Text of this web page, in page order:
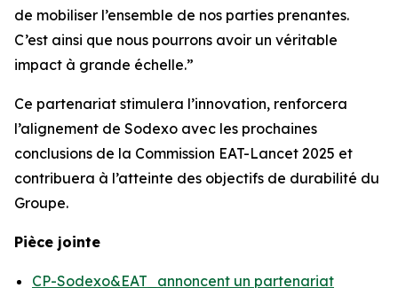
de mobiliser l’ensemble de nos parties prenantes.
C’est ainsi que nous pourrons avoir un véritable
impact à grande échelle.”
Ce partenariat stimulera l’innovation, renforcera
l’alignement de Sodexo avec les prochaines
conclusions de la Commission EAT-Lancet 2025 et
contribuera à l’atteinte des objectifs de durabilité du
Groupe.
Pièce jointe
CP-Sodexo&EAT_annoncent un partenariat